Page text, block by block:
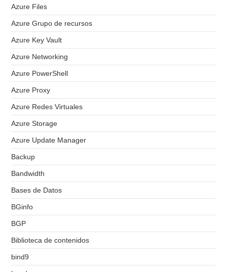
Azure Files
Azure Grupo de recursos
Azure Key Vault
Azure Networking
Azure PowerShell
Azure Proxy
Azure Redes Virtuales
Azure Storage
Azure Update Manager
Backup
Bandwidth
Bases de Datos
BGinfo
BGP
Biblioteca de contenidos
bind9